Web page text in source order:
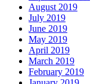
August 2019
July 2019
June 2019
May 2019
April 2019
March 2019
February 2019